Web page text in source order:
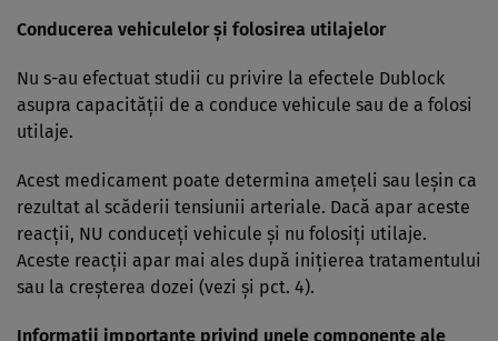
Conducerea vehiculelor şi folosirea utilajelor
Nu s-au efectuat studii cu privire la efectele Dublock
asupra capacităţii de a conduce vehicule sau de a folosi
utilaje.
Acest medicament poate determina ameţeli sau leşin ca
rezultat al scăderii tensiunii arteriale. Dacă apar aceste
reacţii, NU conduceţi vehicule şi nu folosiţi utilaje.
Aceste reacţii apar mai ales după iniţierea tratamentului
sau la creşterea dozei (vezi şi pct. 4).
Informaţii importante privind unele componente ale